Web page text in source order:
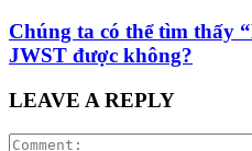
Chúng ta có thể tìm thấy
JWST được không?
LEAVE A REPLY